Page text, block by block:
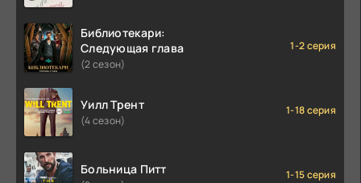
Библиотекари:
Следующая глава
(2 сезон)
1-2 серия
Уилл Трент
(4 сезон)
1-18 серия
Больница Питт 1-15 серия